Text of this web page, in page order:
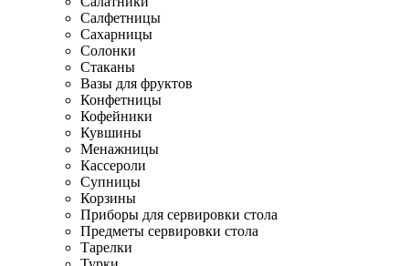
Салфетницы
Сахарницы
Солонки
Стаканы
Вазы для фруктов
Конфетницы
Кофейники
Кувшины
Менажницы
Кассероли
Супницы
Корзины
Приборы для сервировки стола
Предметы сервировки стола
Тарелки